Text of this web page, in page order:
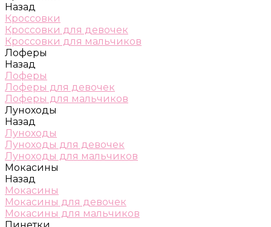
Назад
Кроссовки
Кроссовки для девочек
Кроссовки для мальчиков
Лоферы
Назад
Лоферы
Лоферы для девочек
Лоферы для мальчиков
Луноходы
Назад
Луноходы
Луноходы для девочек
Луноходы для мальчиков
Мокасины
Назад
Мокасины
Мокасины для девочек
Мокасины для мальчиков